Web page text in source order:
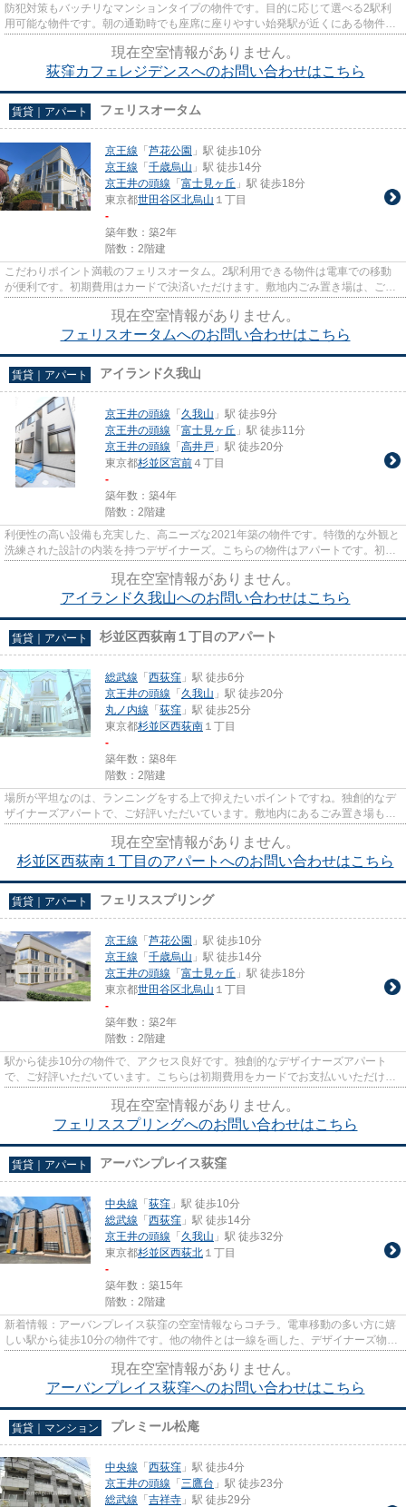
防犯対策もバッチリなマンションタイプの物件です。目的に応じて選べる2駅利
用可能な物件です。朝の通勤時でも座席に座りやすい始発駅が近くにある物件で
現在空室情報がありません。
荻窪カフェレジデンスへのお問い合わせはこちら
賃貸｜アパート フェリスオータム
京王線 「 芦花公園 」駅 徒歩10分
京王線 「 千歳烏山 」駅 徒歩14分
京王井の頭線 「 富士見ヶ丘 」駅 徒歩18分
東京都世田谷区北烏山 １丁目
-
築年数：築2年
階数：2階建
こだわりポイント満載のフェリスオータム。2駅利用できる物件は電車での移動
が便利です。初期費用はカードで決済いただけます。敷地内ごみ置き場は、ごみ
現在空室情報がありません。
フェリスオータムへのお問い合わせはこちら
賃貸｜アパート アイランド久我山
京王井の頭線 「 久我山 」駅 徒歩9分
京王井の頭線 「 富士見ヶ丘 」駅 徒歩11分
京王井の頭線 「 高井戸 」駅 徒歩20分
東京都杉並区宮前 ４丁目
-
築年数：築4年
階数：2階建
利便性の高い設備も充実した、高ニーズな2021年築の物件です。特徴的な外観と
洗練された設計の内装を持つデザイナーズ。こちらの物件はアパートです。初期
現在空室情報がありません。
アイランド久我山へのお問い合わせはこちら
賃貸｜アパート 杉並区西荻南１丁目のアパート
総武線 「 西荻窪 」駅 徒歩6分
京王井の頭線 「 久我山 」駅 徒歩20分
丸ノ内線 「 荻窪 」駅 徒歩25分
東京都杉並区西荻南 １丁目
-
築年数：築8年
階数：2階建
場所が平坦なのは、ランニングをする上で抑えたいポイントですね。独創的なデ
ザイナーズアパートで、ご好評いただいています。敷地内にあるごみ置き場も自
現在空室情報がありません。
杉並区西荻南１丁目のアパートへのお問い合わせはこちら
賃貸｜アパート フェリススプリング
京王線 「 芦花公園 」駅 徒歩10分
京王線 「 千歳烏山 」駅 徒歩14分
京王井の頭線 「 富士見ヶ丘 」駅 徒歩18分
東京都世田谷区北烏山 １丁目
-
築年数：築2年
階数：2階建
駅から徒歩10分の物件で、アクセス良好です。独創的なデザイナーズアパート
で、ご好評いただいています。こちらは初期費用をカードでお支払いいただける
現在空室情報がありません。
フェリススプリングへのお問い合わせはこちら
賃貸｜アパート アーバンプレイス荻窪
中央線 「 荻窪 」駅 徒歩10分
総武線 「 西荻窪 」駅 徒歩14分
京王井の頭線 「 久我山 」駅 徒歩32分
東京都杉並区西荻北 １丁目
-
築年数：築15年
階数：2階建
新着情報：アーバンプレイス荻窪の空室情報ならコチラ。電車移動の多い方に嬉
しい駅から徒歩10分の物件です。他の物件とは一線を画した、デザイナーズ物件
現在空室情報がありません。
アーバンプレイス荻窪へのお問い合わせはこちら
賃貸｜マンション プレミール松庵
中央線 「 西荻窪 」駅 徒歩4分
京王井の頭線 「 三鷹台 」駅 徒歩23分
総武線 「 吉祥寺 」駅 徒歩29分